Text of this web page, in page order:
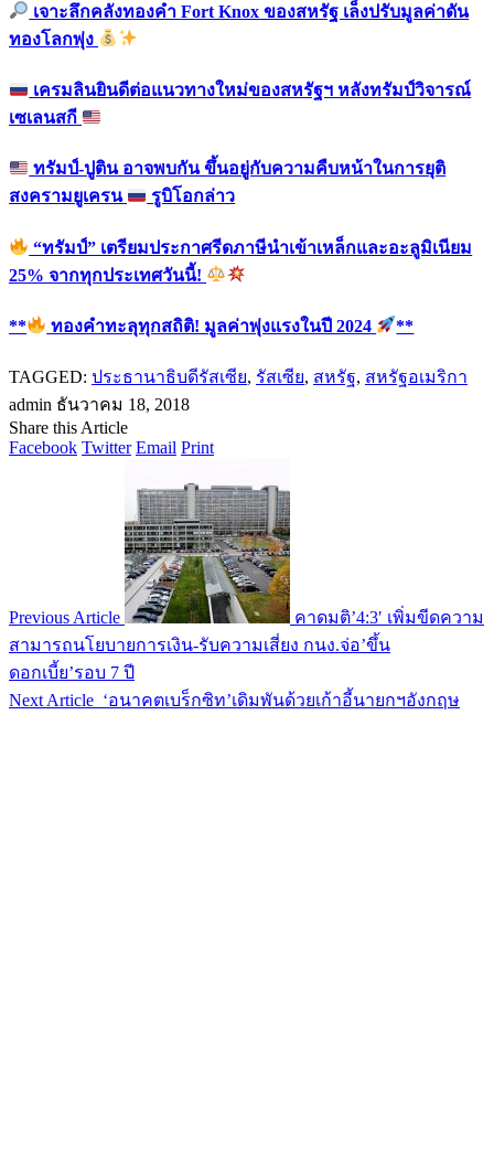
เจาะลึกคลังทองคำ Fort Knox ของสหรัฐ เล็งปรับมูลค่าดัน
ทองโลกพุ่ง
เครมลินยินดีต่อแนวทางใหม่ของสหรัฐฯ หลังทรัมป์วิจารณ์
เซเลนสกี
ทรัมป์-ปูติน อาจพบกัน ขึ้นอยู่กับความคืบหน้าในการยุติ
สงครามยูเครน
รูบิโอกล่าว
“ทรัมป์” เตรียมประกาศรีดภาษีนำเข้าเหล็กและอะลูมิเนียม
25% จากทุกประเทศวันนี้!
** ทองคำทะลุทุกสถิติ! มูลค่าพุ่งแรงในปี 2024 **
TAGGED: ประธานาธิบดีรัสเซีย, รัสเซีย, สหรัฐ, สหรัฐอเมริกา
admin ธันวาคม 18, 2018
Share this Article
Facebook Twitter Email Print
Previous Article
คาดมติ’4:3′ เพิ่มขีดความ
สามารถนโยบายการเงิน-รับความเสี่ยง กนง.จ่อ’ขึ้น
ดอกเบี้ย’รอบ 7 ปี
Next Article ‘อนาคตเบร็กซิท’เดิมพันด้วยเก้าอี้นายกฯอังกฤษ